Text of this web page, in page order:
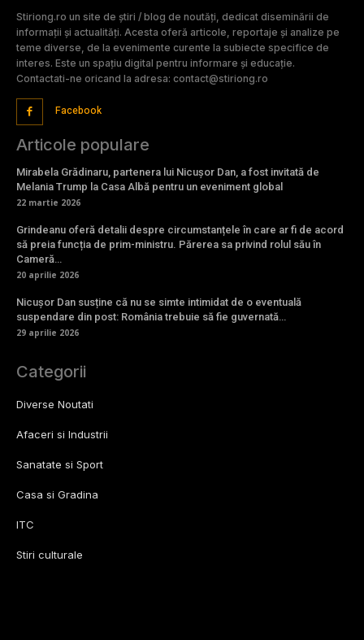
Stiriong.ro un site de știri / blog de noutăți, dedicat diseminării de
informații și actualități. Acesta oferă articole, reportaje și analize pe
teme diverse, de la evenimente curente la subiecte specifice de
interes. Este un spațiu digital pentru informare și educație.
Contactati-ne oricand la adresa: contact@stiriong.ro
Facebook
Articole populare
Mirabela Grădinaru, partenera lui Nicușor Dan, a fost invitată de
Melania Trump la Casa Albă pentru un eveniment global
22 martie 2026
Grindeanu oferă detalii despre circumstanțele în care ar fi de acord
să preia funcția de prim-ministru. Părerea sa privind rolul său în
Cameră…
20 aprilie 2026
Nicușor Dan susține că nu se simte intimidat de o eventuală
suspendare din post: România trebuie să fie guvernată…
29 aprilie 2026
Categorii
Diverse Noutati
Afaceri si Industrii
Sanatate si Sport
Casa si Gradina
ITC
Stiri culturale